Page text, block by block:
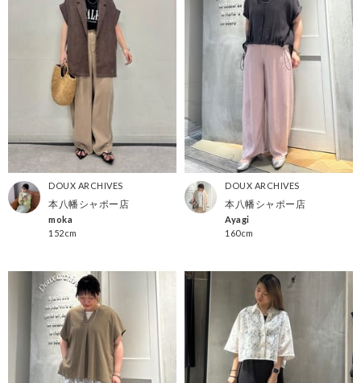
DOUX ARCHIVES
本八幡シャポー店
moka
152cm
DOUX ARCHIVES
本八幡シャポー店
Ayagi
160cm